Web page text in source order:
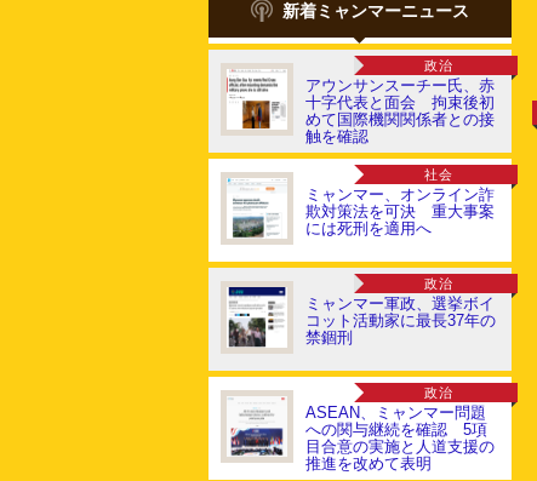
新着ミャンマーニュース
政治
アウンサンスーチー氏、赤
十字代表と面会 拘束後初
めて国際機関関係者との接
触を確認
社会
ミャンマー、オンライン詐
欺対策法を可決 重大事案
には死刑を適用へ
政治
ミャンマー軍政、選挙ボイ
コット活動家に最長37年の
禁錮刑
政治
ASEAN、ミャンマー問題
への関与継続を確認 5項
目合意の実施と人道支援の
推進を改めて表明